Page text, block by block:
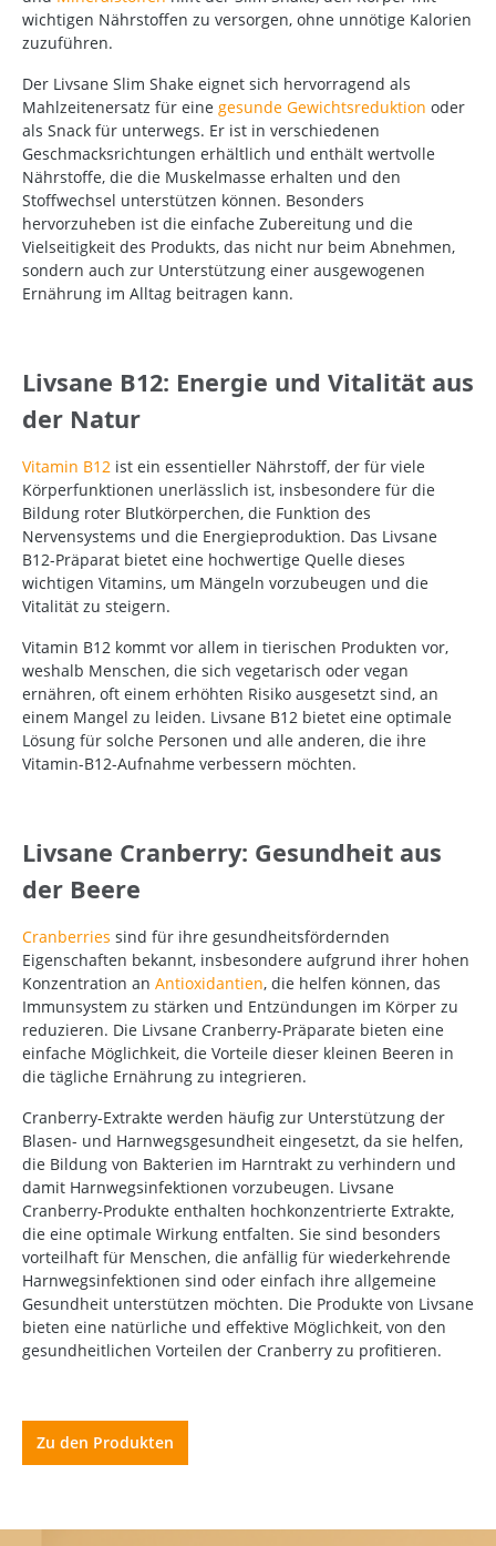
wichtigen Nährstoffen zu versorgen, ohne unnötige Kalorien
zuzuführen.
Der Livsane Slim Shake eignet sich hervorragend als
Mahlzeitenersatz für eine gesunde Gewichtsreduktion oder
als Snack für unterwegs. Er ist in verschiedenen
Geschmacksrichtungen erhältlich und enthält wertvolle
Nährstoffe, die die Muskelmasse erhalten und den
Stoffwechsel unterstützen können. Besonders
hervorzuheben ist die einfache Zubereitung und die
Vielseitigkeit des Produkts, das nicht nur beim Abnehmen,
sondern auch zur Unterstützung einer ausgewogenen
Ernährung im Alltag beitragen kann.
Livsane B12: Energie und Vitalität aus
der Natur
Vitamin B12 ist ein essentieller Nährstoff, der für viele
Körperfunktionen unerlässlich ist, insbesondere für die
Bildung roter Blutkörperchen, die Funktion des
Nervensystems und die Energieproduktion. Das Livsane
B12-Präparat bietet eine hochwertige Quelle dieses
wichtigen Vitamins, um Mängeln vorzubeugen und die
Vitalität zu steigern.
Vitamin B12 kommt vor allem in tierischen Produkten vor,
weshalb Menschen, die sich vegetarisch oder vegan
ernähren, oft einem erhöhten Risiko ausgesetzt sind, an
einem Mangel zu leiden. Livsane B12 bietet eine optimale
Lösung für solche Personen und alle anderen, die ihre
Vitamin-B12-Aufnahme verbessern möchten.
Livsane Cranberry: Gesundheit aus
der Beere
Cranberries sind für ihre gesundheitsfördernden
Eigenschaften bekannt, insbesondere aufgrund ihrer hohen
Konzentration an Antioxidantien, die helfen können, das
Immunsystem zu stärken und Entzündungen im Körper zu
reduzieren. Die Livsane Cranberry-Präparate bieten eine
einfache Möglichkeit, die Vorteile dieser kleinen Beeren in
die tägliche Ernährung zu integrieren.
Cranberry-Extrakte werden häufig zur Unterstützung der
Blasen- und Harnwegsgesundheit eingesetzt, da sie helfen,
die Bildung von Bakterien im Harntrakt zu verhindern und
damit Harnwegsinfektionen vorzubeugen. Livsane
Cranberry-Produkte enthalten hochkonzentrierte Extrakte,
die eine optimale Wirkung entfalten. Sie sind besonders
vorteilhaft für Menschen, die anfällig für wiederkehrende
Harnwegsinfektionen sind oder einfach ihre allgemeine
Gesundheit unterstützen möchten. Die Produkte von Livsane
bieten eine natürliche und effektive Möglichkeit, von den
gesundheitlichen Vorteilen der Cranberry zu profitieren.
Zu den Produkten